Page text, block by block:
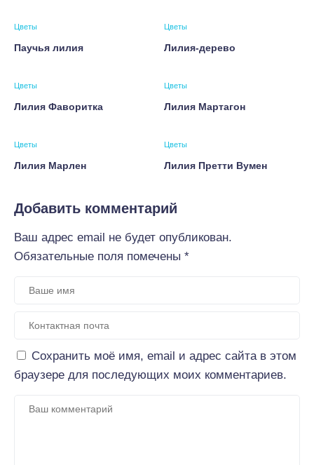
Цветы
Паучья лилия
Цветы
Лилия-дерево
Цветы
Лилия Фаворитка
Цветы
Лилия Мартагон
Цветы
Лилия Марлен
Цветы
Лилия Претти Вумен
Добавить комментарий
Ваш адрес email не будет опубликован.
Обязательные поля помечены *
Сохранить моё имя, email и адрес сайта в этом
браузере для последующих моих комментариев.